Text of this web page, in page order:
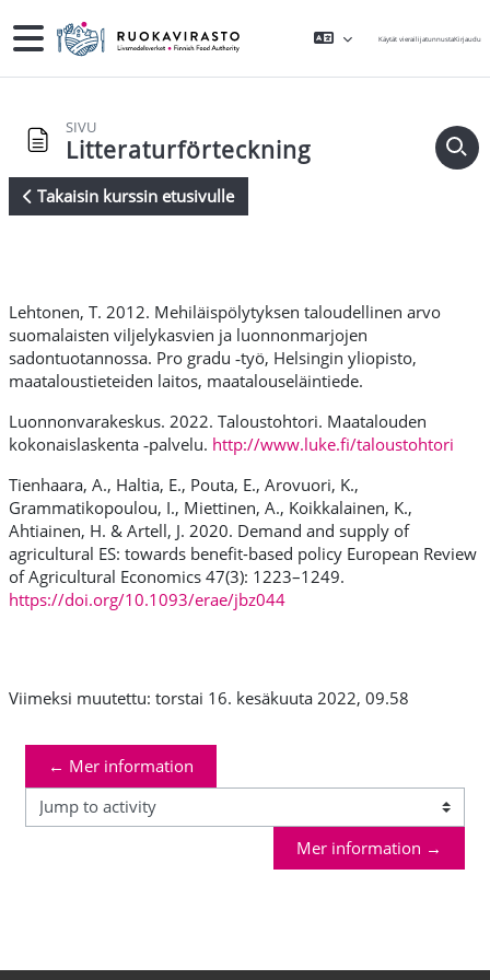
Sivupaneeli Käytät vierailijatunnustaKirjaudu
SIVU
Litteraturförteckning
Takaisin kurssin etusivulle
Lehtonen, T. 2012. Mehiläispölytyksen taloudellinen arvo
suomalaisten viljelykasvien ja luonnonmarjojen
sadontuotannossa. Pro gradu ‑työ, Helsingin yliopisto,
maataloustieteiden laitos, maatalouseläintiede.
Luonnonvarakeskus. 2022. Taloustohtori. Maatalouden
kokonaislaskenta ‑palvelu. http://www.luke.fi/taloustohtori
Tienhaara, A., Haltia, E., Pouta, E., Arovuori, K.,
Grammatikopoulou, I., Miettinen, A., Koikkalainen, K.,
Ahtiainen, H. & Artell, J. 2020. Demand and supply of
agricultural ES: towards benefit-based policy European Review
of Agricultural Economics 47(3): 1223–1249.
https://doi.org/10.1093/erae/jbz044
Viimeksi muutettu: torstai 16. kesäkuuta 2022, 09.58
← Mer information
Jump to activity
Mer information →